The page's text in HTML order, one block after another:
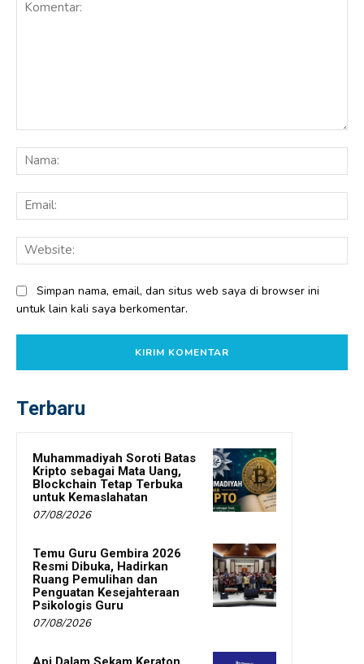
Simpan nama, email, dan situs web saya di browser ini
untuk lain kali saya berkomentar.
Terbaru
Muhammadiyah Soroti Batas
Kripto sebagai Mata Uang,
Blockchain Tetap Terbuka
untuk Kemaslahatan
07/08/2026
Temu Guru Gembira 2026
Resmi Dibuka, Hadirkan
Ruang Pemulihan dan
Penguatan Kesejahteraan
Psikologis Guru
07/08/2026